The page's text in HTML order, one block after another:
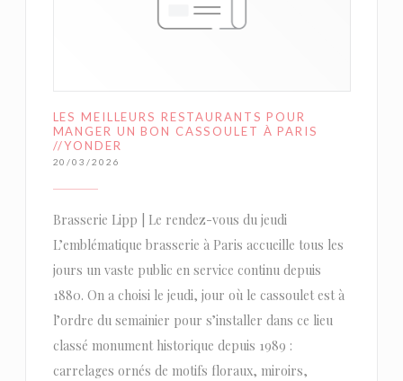
LES MEILLEURS RESTAURANTS POUR
MANGER UN BON CASSOULET À PARIS
//YONDER
20/03/2026
Brasserie Lipp | Le rendez-vous du jeudi
L’emblématique brasserie à Paris accueille tous les
jours un vaste public en service continu depuis
1880. On a choisi le jeudi, jour où le cassoulet est à
l’ordre du semainier pour s’installer dans ce lieu
classé monument historique depuis 1989 :
carrelages ornés de motifs floraux, miroirs,